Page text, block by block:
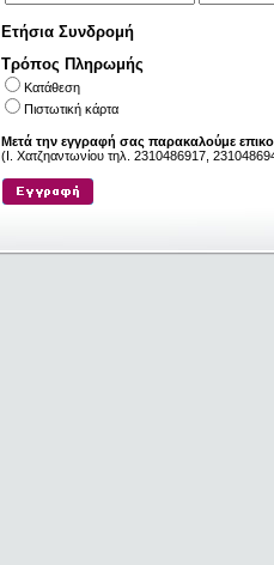
Ετήσια Συνδρομή
Τρόπος Πληρωμής
Κατάθεση
Πιστωτική κάρτα
Μετά την εγγραφή σας παρακαλούμε
(I. Χατζηαντωνίου τηλ. 2310486917,